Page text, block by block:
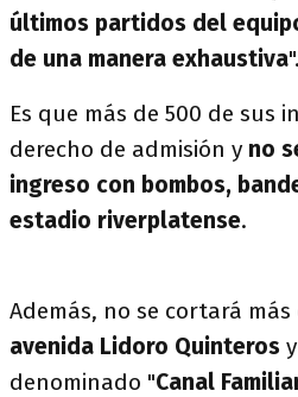
últimos partidos del
de una manera exhaustiva".
Es que más de 500 de sus
derecho de admisión y no
ingreso con bombos,
estadio riverplatense.
Además, no se cortará
avenida Lidoro Quinteros
denominado "Canal